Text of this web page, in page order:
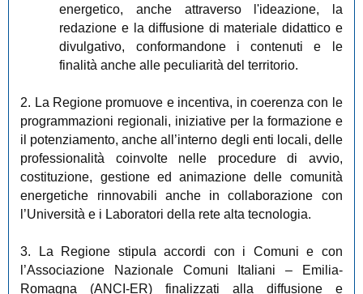
energetico, anche attraverso l'ideazione, la
redazione e la diffusione di materiale didattico e
divulgativo, conformandone i contenuti e le
finalità anche alle peculiarità del territorio.
2. La Regione promuove e incentiva, in coerenza con le
programmazioni regionali, iniziative per la formazione e
il potenziamento, anche all’interno degli enti locali, delle
professionalità coinvolte nelle procedure di avvio,
costituzione, gestione ed animazione delle comunità
energetiche rinnovabili anche in collaborazione con
l’Università e i Laboratori della rete alta tecnologia.
3. La Regione stipula accordi con i Comuni e con
l’Associazione Nazionale Comuni Italiani – Emilia-
Romagna (ANCI-ER) finalizzati alla diffusione e